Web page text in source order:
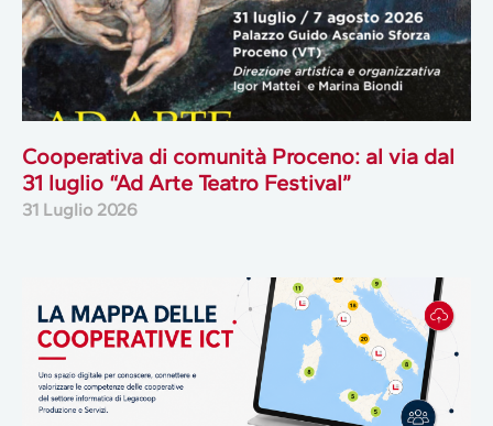
Cooperativa di comunità Proceno: al via dal
31 luglio “Ad Arte Teatro Festival”
31 Luglio 2026